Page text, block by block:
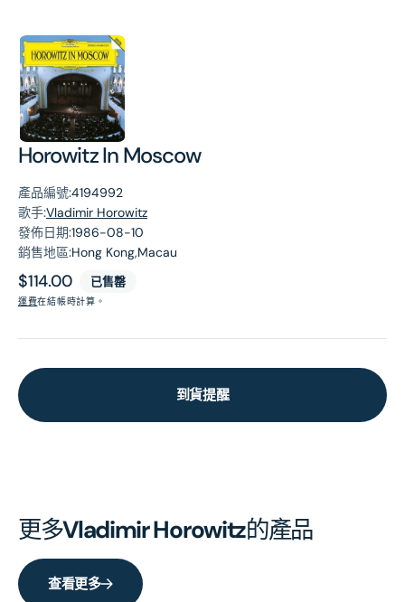
Horowitz In Moscow
產品編號:4194992
歌手:Vladimir Horowitz
發佈日期:1986-08-10
銷售地區:Hong Kong,Macau
原
價
$114.00 已售罄
運費在結帳時計算。
到貨提醒
更多Vladimir Horowitz的產品
查看更多